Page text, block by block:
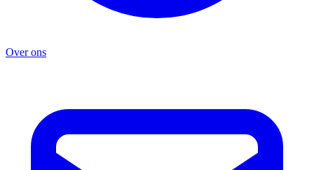
Over ons